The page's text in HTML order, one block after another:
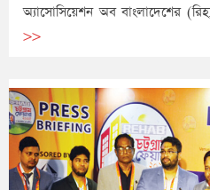
অ্যাসোসিয়েশন অব বাংলাদেশের
>>